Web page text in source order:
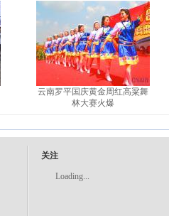
云南罗平国庆黄金周红高粱舞
林大赛火爆
关注
Loading...